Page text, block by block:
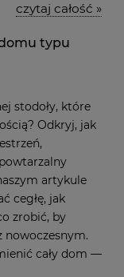
czytaj całość »
typu
stodoły, które
Odkryj, jak
artykule
cegłę, jak
zrobić, by
nowoczesnym.
cały dom —